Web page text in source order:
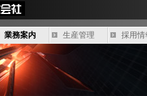
業務案内 生産管理 採用情